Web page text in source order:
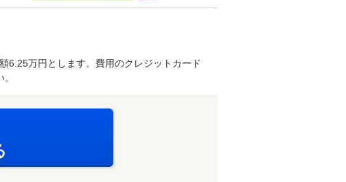
万円とします。費用のクレジットカード